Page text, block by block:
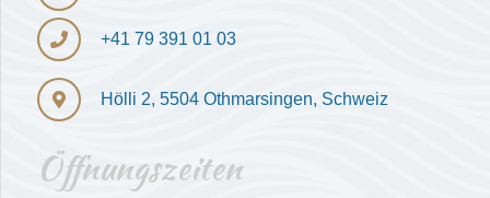
+41 79 391 01 03
Hölli 2, 5504 Othmarsingen, Schweiz
Öffnungszeiten